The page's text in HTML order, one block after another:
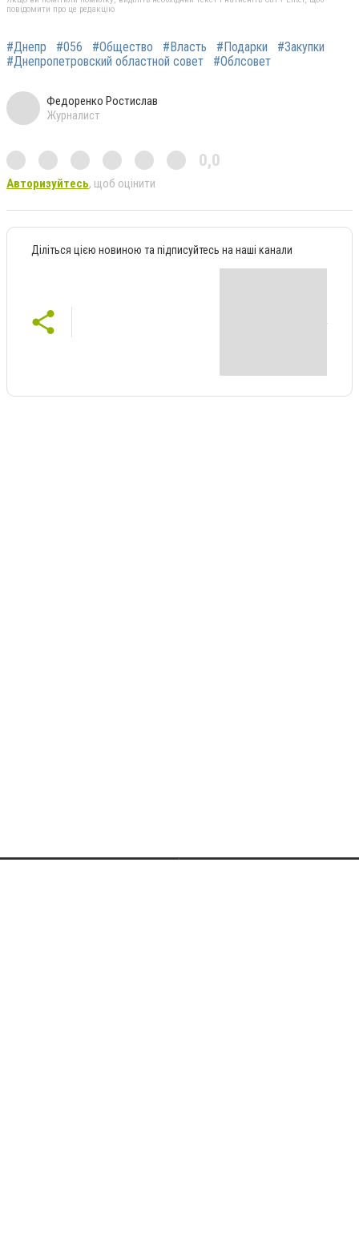
повідомити про це редакцію
#Днепр #056 #Общество #Власть #Подарки
#Закупки
#Днепропетровский областной совет
#Облсовет
Федоренко Ростислав
Журналист
0,0
Авторизуйтесь, щоб оцінити
Діліться цією новиною та підписуйтесь на наші канали